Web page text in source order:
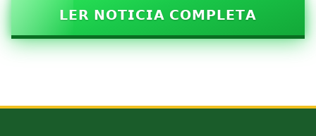
𝗟𝗘𝗥 𝗡𝗢𝗧𝗜𝗖𝗜𝗔 𝗖𝗢𝗠𝗣𝗟𝗘𝗧𝗔